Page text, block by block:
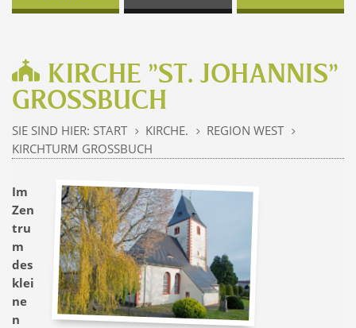
KIRCHE "ST. JOHANNIS"
GROSSBUCH
SIE SIND HIER: START 5 KIRCHE. 5 REGION WEST 5
KIRCHTURM GROSSBUCH
Im
Zen
tru
m
des
klei
ne
n